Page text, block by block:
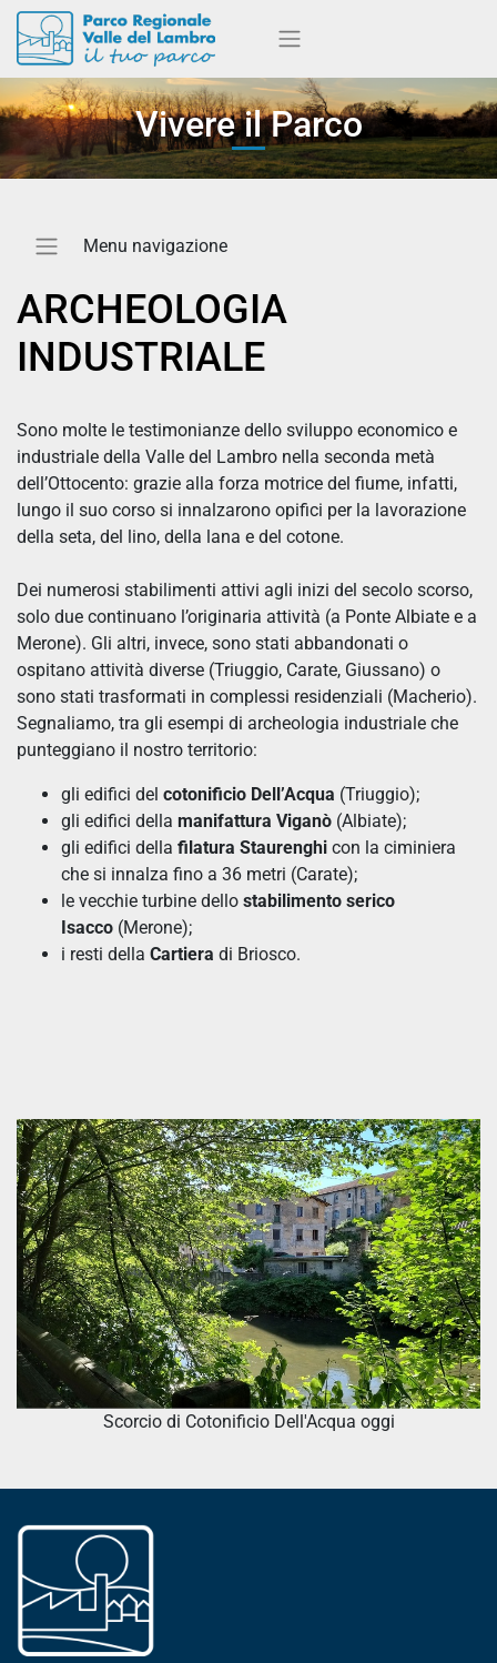
Vivere il Parco
ARCHEOLOGIA
INDUSTRIALE
Sono molte le testimonianze dello sviluppo economico e
industriale della Valle del Lambro nella seconda metà
dell’Ottocento: grazie alla forza motrice del fiume, infatti,
lungo il suo corso si innalzarono opifici per la lavorazione
della seta, del lino, della lana e del cotone.
Dei numerosi stabilimenti attivi agli inizi del secolo scorso,
solo due continuano l’originaria attività (a Ponte Albiate e a
Merone). Gli altri, invece, sono stati abbandonati o
ospitano attività diverse (Triuggio, Carate, Giussano) o
sono stati trasformati in complessi residenziali (Macherio).
Segnaliamo, tra gli esempi di archeologia industriale che
punteggiano il nostro territorio:
gli edifici del cotonificio Dell’Acqua (Triuggio);
gli edifici della manifattura Viganò (Albiate);
gli edifici della filatura Staurenghi con la ciminiera
che si innalza fino a 36 metri (Carate);
le vecchie turbine dello stabilimento serico
Isacco (Merone);
i resti della Cartiera di Briosco.
Scorcio di Cotonificio Dell'Acqua oggi